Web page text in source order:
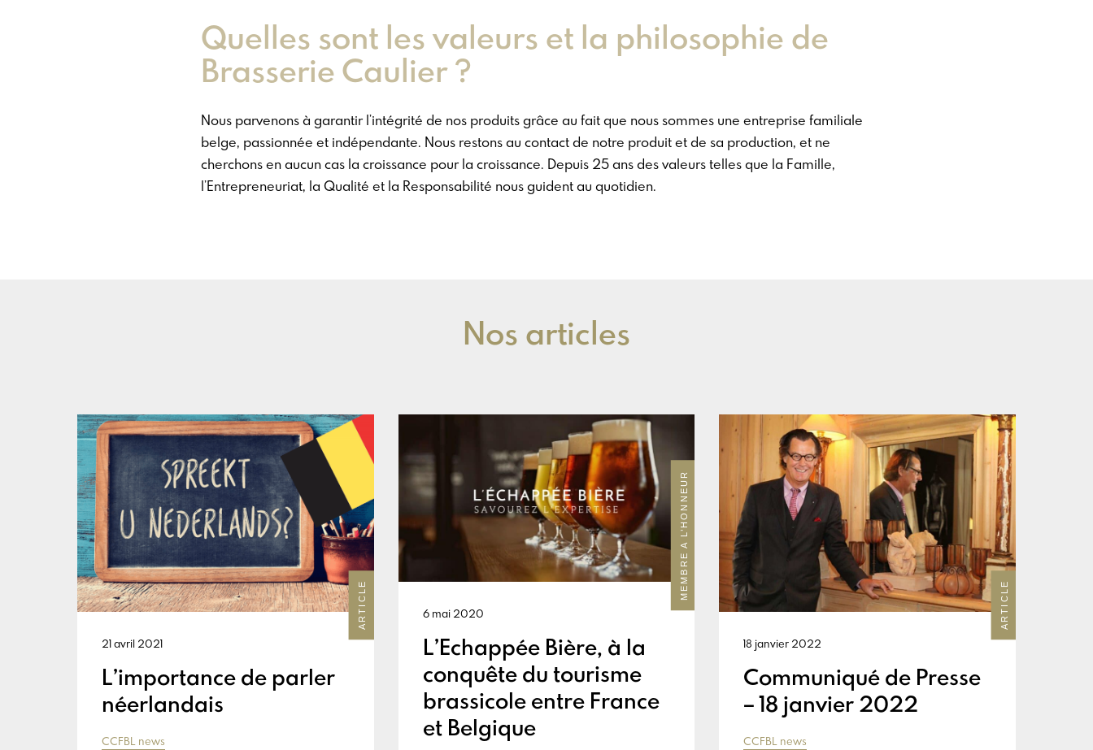
Quelles sont les valeurs et la philosophie de
Brasserie Caulier ?
Nous parvenons à garantir l’intégrité de nos produits grâce au fait que nous sommes une entreprise familiale
belge, passionnée et indépendante. Nous restons au contact de notre produit et de sa production, et ne
cherchons en aucun cas la croissance pour la croissance. Depuis 25 ans des valeurs telles que la Famille,
l’Entrepreneuriat, la Qualité et la Responsabilité nous guident au quotidien.
Nos articles
ARTICLE
21 avril 2021
L’importance de parler
néerlandais
CCFBL news
MEMBRE A L’HONNEUR
6 mai 2020
L’Echappée Bière, à la
conquête du tourisme
brassicole entre France
et Belgique
ARTICLE
18 janvier 2022
Communiqué de Presse
– 18 janvier 2022
CCFBL news